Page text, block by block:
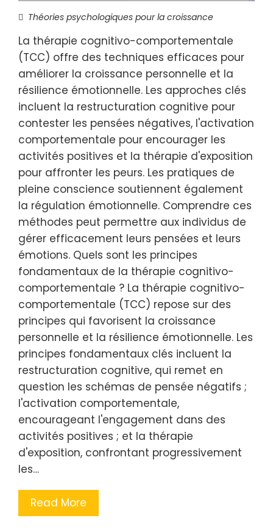
Théories psychologiques pour la croissance
La thérapie cognitivo-comportementale
(TCC) offre des techniques efficaces pour
améliorer la croissance personnelle et la
résilience émotionnelle. Les approches clés
incluent la restructuration cognitive pour
contester les pensées négatives, l'activation
comportementale pour encourager les
activités positives et la thérapie d'exposition
pour affronter les peurs. Les pratiques de
pleine conscience soutiennent également
la régulation émotionnelle. Comprendre ces
méthodes peut permettre aux individus de
gérer efficacement leurs pensées et leurs
émotions. Quels sont les principes
fondamentaux de la thérapie cognitivo-
comportementale ? La thérapie cognitivo-
comportementale (TCC) repose sur des
principes qui favorisent la croissance
personnelle et la résilience émotionnelle. Les
principes fondamentaux clés incluent la
restructuration cognitive, qui remet en
question les schémas de pensée négatifs ;
l'activation comportementale,
encourageant l'engagement dans des
activités positives ; et la thérapie
d'exposition, confrontant progressivement
les…
Read More